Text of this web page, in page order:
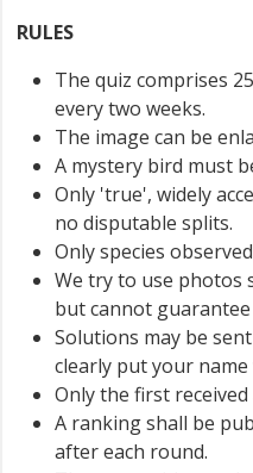
RULES
The quiz comprises
every two weeks.
The image can be
A mystery bird must
Only 'true', widely
no disputable splits.
Only species
We try to use photos
but cannot guarantee
Solutions may be
clearly put your
Only the first
A ranking shall be
after each round.